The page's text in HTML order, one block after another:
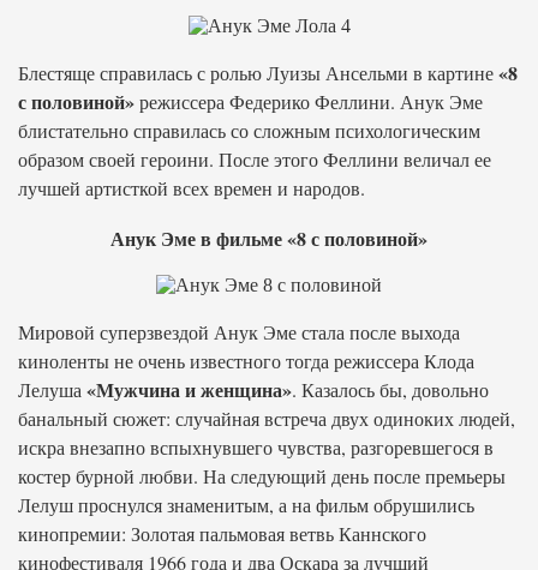
Блестяще справилась с ролью Луизы Ансельми в картине«8
с половиной»режиссера Федерико Феллини. Анук Эме
блистательно справилась со сложным психологическим
образом своей героини. После этого Феллини величал ее
лучшей артисткой всех времен и народов.
Анук Эме в фильме «8 с половиной»
Мировой суперзвездой Анук Эме стала после выхода
киноленты не очень известного тогда режиссера Клода
Лелуша «Мужчина и женщина». Казалось бы, довольно
банальный сюжет: случайная встреча двух одиноких людей,
искра внезапно вспыхнувшего чувства, разгоревшегося в
костер бурной любви. На следующий день после премьеры
Лелуш проснулся знаменитым, а на фильм обрушились
кинопремии: Золотая пальмовая ветвь Каннского
кинофестиваля 1966 года и два Оскара за лучший